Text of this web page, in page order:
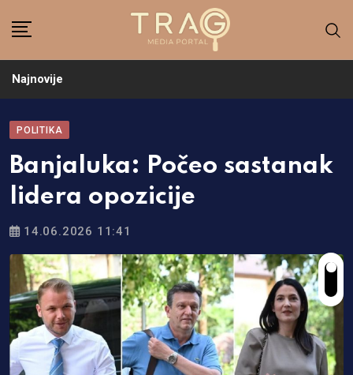
Najnovije
POLITIKA
Banjaluka: Počeo sastanak
lidera opozicije
14.06.2026 11:41